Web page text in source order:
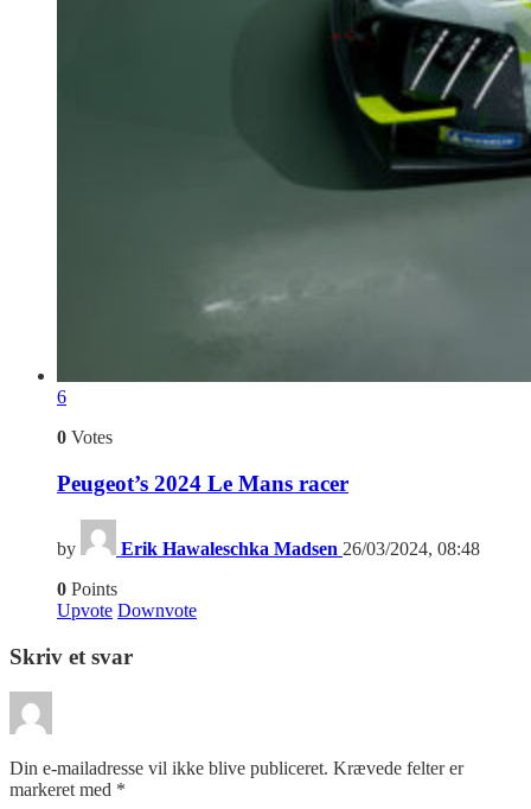
6
0 Votes
Peugeot’s 2024 Le Mans racer
by Erik Hawaleschka Madsen 26/03/2024, 08:48
0 Points
Upvote Downvote
Skriv et svar
Din e-mailadresse vil ikke blive publiceret. Krævede felter er
markeret med *